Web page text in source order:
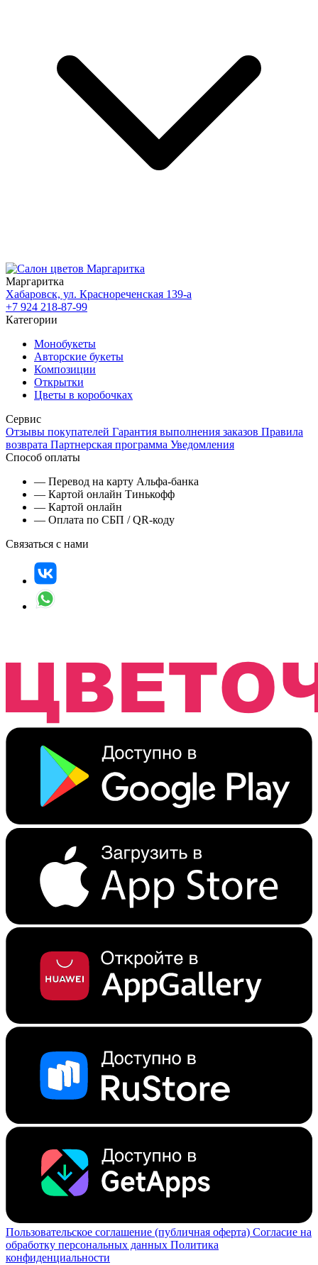
Маргаритка
Хабаровск, ул. Краснореченская 139-а
+7 924 218-87-99
Категории
Монобукеты
Авторские букеты
Композиции
Открытки
Цветы в коробочках
Сервис
Отзывы покупателей Гарантия выполнения заказов Правила
возврата Партнерская программа Уведомления
Способ оплаты
— Перевод на карту Альфа-банка
— Картой онлайн Тинькофф
— Картой онлайн
— Оплата по СБП / QR-коду
Связаться с нами
Пользовательское соглашение (публичная оферта) Согласие на
обработку персональных данных Политика
конфиденциальности